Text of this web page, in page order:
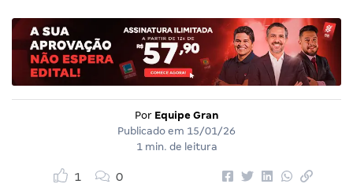
Por Equipe Gran
Publicado em 15/01/26
1 min. de leitura
1 0